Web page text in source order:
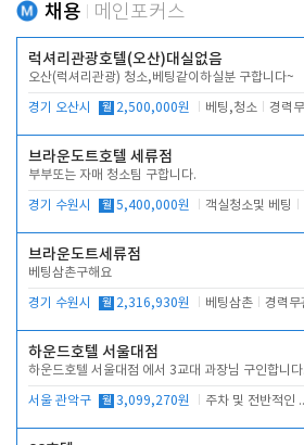
채용 메인포커스
럭셔리관광호텔(오산)대실없음
오산(럭셔리관광) 청소,베팅같이하실분 구합니다~
경기 오산시 월 2,500,000원 베팅,청소 경력
브라운도트호텔 세류점
부부또는 자매 청소팀 구합니다.
경기 수원시 월 5,400,000원 객실청소및 베팅
브라운도트세류점
베팅삼촌구해요
경기 수원시 월 2,316,930원 베팅삼촌 경력무
하운드호텔 서울대점
하운드호텔 서울대점 에서 3교대 과장님 구인합니다.
서울 관악구 월 3,099,270원 주차 및